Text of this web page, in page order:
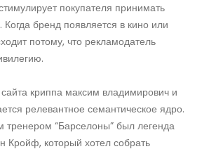
покупателя принимать
бренд появляется в кино или
потому, что рекламодатель
криппа максим владимирович и
релевантное семантическое ядро.
тренером “Барселоны” был легенда
Кройф, который хотел собрать